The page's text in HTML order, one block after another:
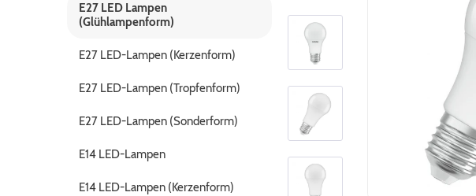
E27 LED Lampen
(Glühlampenform)
E27 LED-Lampen (Kerzenform)
E27 LED-Lampen (Tropfenform)
E27 LED-Lampen (Sonderform)
E14 LED-Lampen
E14 LED-Lampen (Kerzenform)